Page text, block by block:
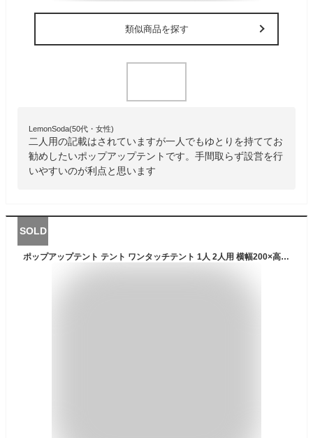
類似商品を探す
LemonSoda(50代・女性)
二人用の記載はされていますが一人でもゆとりを持ててお
勧めしたいポップアップテントです。手間取らず設営を行
いやすいのが利点と思います
SOLD
ポップアップテント テント ワンタッチテント 1人 2人用 横幅200×高さ120cm 紫外線対策 アウトドア サンシェード キャンプ用品 キャンプ アウトドア 高耐水 収納バック付き 持ち運び便利 軽量 通気 ソロテント BBQ 釣り sl-zp150